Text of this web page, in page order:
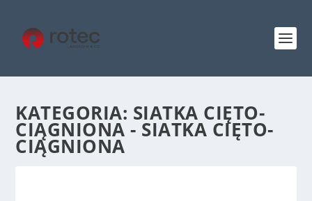
KATEGORIA: SIATKA CIĘTO-
CIĄGNIONA - SIATKA CIĘTO-
CIĄGNIONA